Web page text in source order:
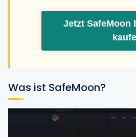
Jetzt SafeMoon
Was ist SafeMoon?